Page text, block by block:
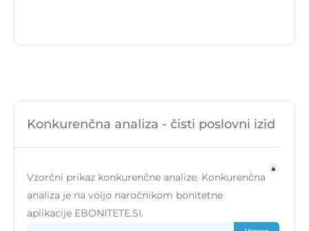
Konkurenčna analiza - čisti poslovni izid
Vzorčni prikaz konkurenčne analize. Konkurenčna
analiza je na voljo naročnikom bonitetne
aplikacije EBONITETE.SI.